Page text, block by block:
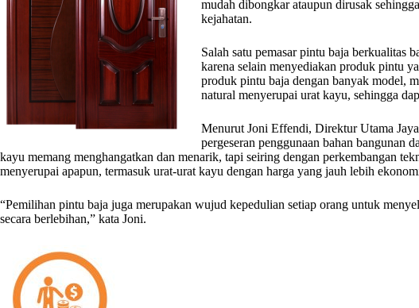
mudah dibongkar ataupun dirusak
kejahatan.
Salah satu pemasar pintu baja berkualitas
karena selain menyediakan produk pintu
produk pintu baja dengan banyak model,
natural menyerupai urat kayu, sehingga
Menurut Joni Effendi, Direktur Utama
pergeseran penggunaan bahan bangunan
kayu memang menghangatkan dan menarik, tapi seiring dengan perkembangan
menyerupai apapun, termasuk urat-urat kayu dengan harga yang jauh lebih
“Pemilihan pintu baja juga merupakan wujud kepedulian setiap orang untuk
secara berlebihan,” kata Joni.